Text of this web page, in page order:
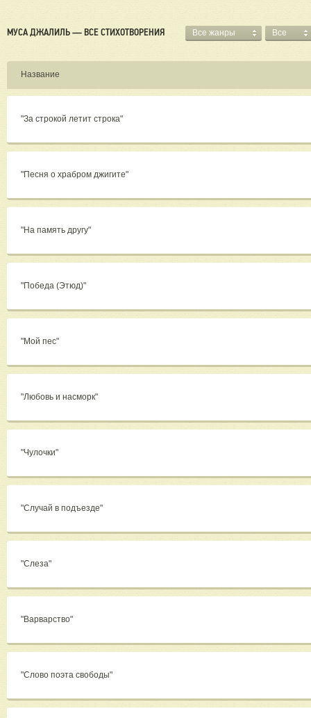
МУСА ДЖАЛИЛЬ — ВСЕ СТИХОТВОРЕНИЯ Все жанры Все
Название
"За строкой летит строка"
"Песня о храбром джигите"
"На память другу"
"Победа (Этюд)"
"Мой пес"
"Любовь и насморк"
"Чулочки"
"Случай в подъезде"
"Слеза"
"Варварство"
"Слово поэта свободы"